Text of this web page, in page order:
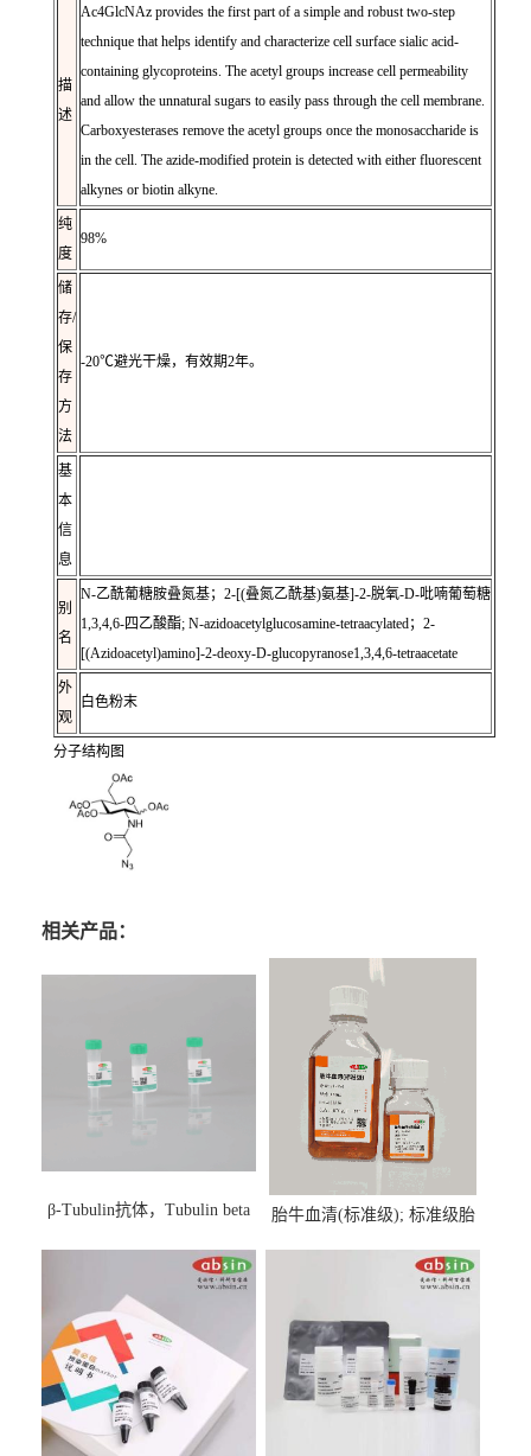
描
述
Ac4GlcNAz provides the first part of a simple and robust two-step
technique that helps identify and characterize cell surface sialic acid-
containing glycoproteins. The acetyl groups increase cell permeability
and allow the unnatural sugars to easily pass through the cell membrane.
Carboxyesterases remove the acetyl groups once the monosaccharide is
in the cell. The azide-modified protein is detected with either fluorescent
alkynes or biotin alkyne.
纯
度
98%
储
存/
保
存
方
法
-20℃避光干燥，有效期2年。
基
本
信
息
别
名
N-乙酰葡糖胺叠氮基；2-[(叠氮乙酰基)氨基]-2-脱氧-D-吡喃葡萄糖
1,3,4,6-四乙酸酯; N-azidoacetylglucosamine-tetraacylated；2-
[(Azidoacetyl)amino]-2-deoxy-D-glucopyranose1,3,4,6-tetraacetate
外
观
白色粉末
分子结构图
相关产品：
β-Tubulin抗体，Tubulin beta
胎牛血清(标准级); 标准级胎